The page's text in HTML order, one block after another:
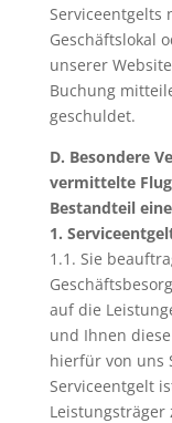
Serviceentgelts
Geschäftslokal
unserer
Buchung
geschuldet.
D. Besondere
vermittelte
Bestandteil
1.
1.1. Sie
auf die
und Ihnen
hierfür von uns
Serviceentgelt
Leistungsträger